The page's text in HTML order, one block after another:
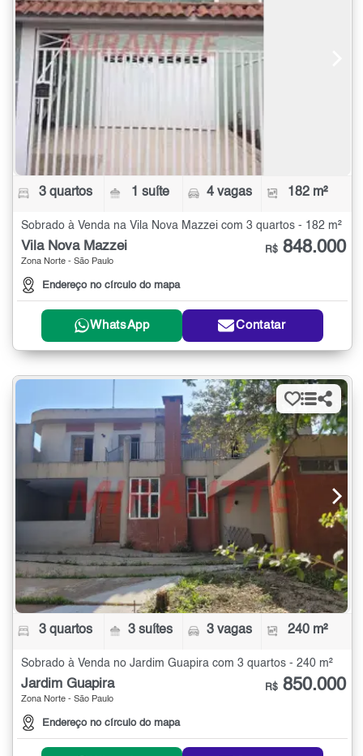
3 quartos 1 suíte 4 vagas 182 m²
Sobrado à Venda na Vila Nova Mazzei com 3 quartos - 182 m²
Vila Nova Mazzei
Zona Norte - São Paulo
Endereço no círculo do mapa
R$ 848.000
WhatsApp Contatar
3 quartos 3 suítes 3 vagas 240 m²
Sobrado à Venda no Jardim Guapira com 3 quartos - 240 m²
Jardim Guapira
Zona Norte - São Paulo
Endereço no círculo do mapa
R$ 850.000